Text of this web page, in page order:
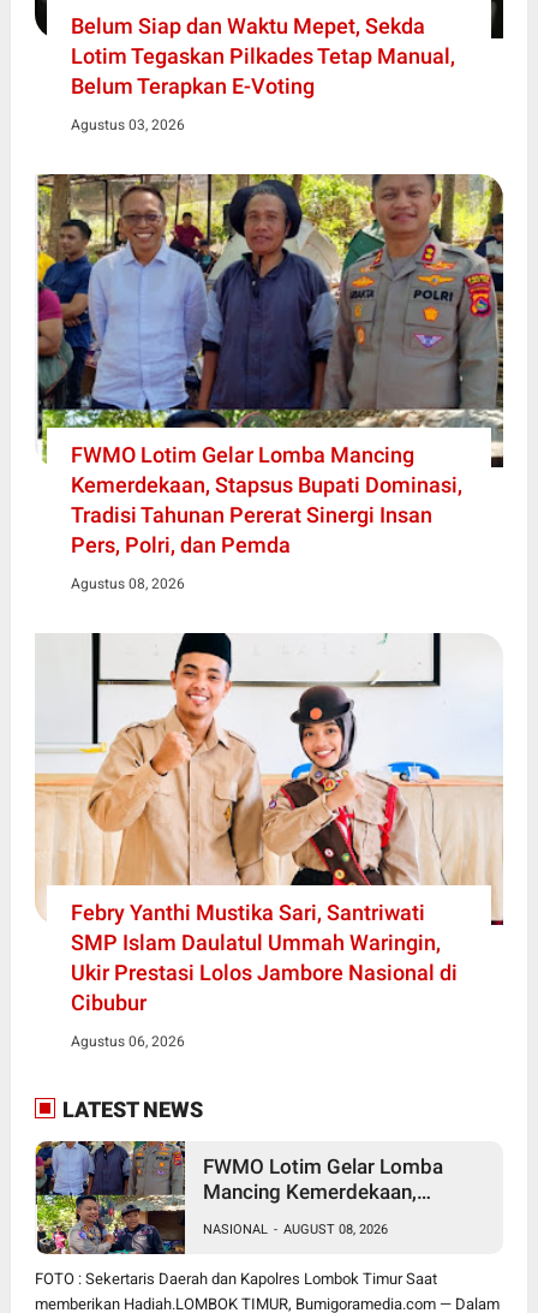
Belum Siap dan Waktu Mepet, Sekda
Lotim Tegaskan Pilkades Tetap Manual,
Belum Terapkan E-Voting
Agustus 03, 2026
FWMO Lotim Gelar Lomba Mancing
Kemerdekaan, Stapsus Bupati Dominasi,
Tradisi Tahunan Pererat Sinergi Insan
Pers, Polri, dan Pemda
Agustus 08, 2026
Febry Yanthi Mustika Sari, Santriwati
SMP Islam Daulatul Ummah Waringin,
Ukir Prestasi Lolos Jambore Nasional di
Cibubur
Agustus 06, 2026
LATEST NEWS
FWMO Lotim Gelar Lomba
Mancing Kemerdekaan,
Tradisi Tahunan Pererat Sinergi
Insan Pers, Polri, dan Pemda
NASIONAL - AUGUST 08, 2026
FOTO : Sekertaris Daerah dan Kapolres Lombok Timur Saat
memberikan Hadiah.LOMBOK TIMUR, Bumigoramedia.com — Dalam